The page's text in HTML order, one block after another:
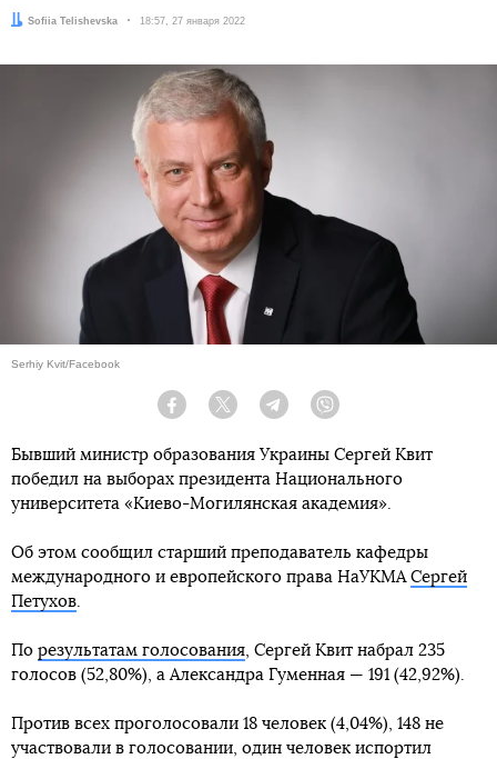
Автор:
Sofiia Telishevska Дата:
18:57, 27 января 2022
Serhiy Kvit/Facebook
Facebook Twitter Telegram
Бывший министр образования Украины Сергей Квит
победил на выборах президента Национального
университета «Киево-Могилянская академия».
Об этом сообщил старший преподаватель кафедры
международного и европейского права НаУКМА Сергей
Петухов.
По результатам голосования, Сергей Квит набрал 235
голосов (52,80%), а Александра Гуменная — 191 (42,92%).
Против всех проголосовали 18 человек (4,04%), 148 не
участвовали в голосовании, один человек испортил